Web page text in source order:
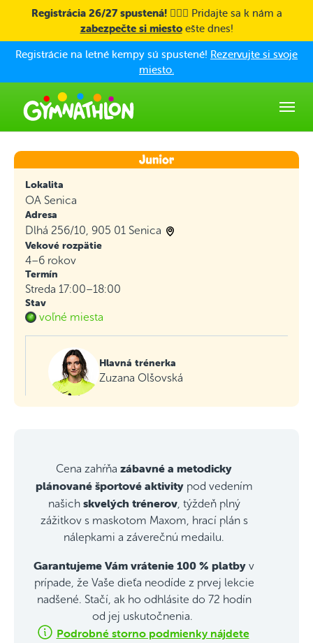
Skip to main content
Registrácia 26/27 spustená! 🤸🏼‍♀️ Pridajte sa k nám a
zabezpečte si miestoešte dnes!
Registrácie na letné kempy sú spustené! Rezervujte si svoje
miesto.
Lokalita
OA Senica
Adresa
Dlhá 256/10, 905 01 Senica
Vekové rozpätie
4–6 rokov
Termín
Streda 17:00–18:00
Stav
voľné miesta
Hlavná trénerka
Zuzana Olšovská
Cena zahŕňa zábavné a metodicky
plánované športové aktivitypod vedením
našich skvelých trénerov, týždeň plný
zážitkov s maskotom Maxom, hrací plán s
nálepkami a záverečnú medailu.
Garantujeme Vám vrátenie 100 % platby v
prípade, že Vaše dieťa neodíde z prvej lekcie
nadšené. Stačí, ak ho odhlásite do 72 hodín
od jej uskutočnenia.
Podrobné storno podmienky nájdete